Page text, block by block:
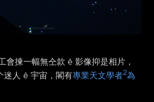
會揀一幅無仝款 ê 影像抑是相片，
迷人 ê 宇宙，閣有專業天文學者2為